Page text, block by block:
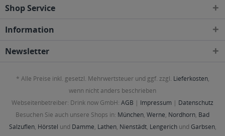
Shop Service
Information
Newsletter
* Alle Preise inkl. gesetzl. Mehrwertsteuer und ggf. zzgl. Lieferkosten,
wenn nicht anders beschrieben
Webseitenbetreiber: Drink now GmbH: AGB | Impressum | Datenschutz
Besuchen Sie auch unsere Shops in: München, Werne, Nordhorn, Bad
Salzuflen, Hörstel und Damme, Lathen, Nienstädt, Lengerichund Garbsen,